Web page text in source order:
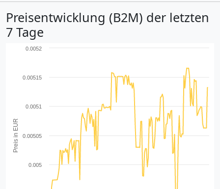
Preisentwicklung (B2M) der letzten
7 Tage
Preis in EUR
0.005
0.00505
0.0051
0.00515
0.0052